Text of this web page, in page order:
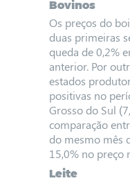
Bovinos
Os preços do
duas primeiras
queda de 0,2%
anterior. Por
estados
positivas no
Grosso do Sul
comparação
do mesmo mês
15,0% no preço
Leite